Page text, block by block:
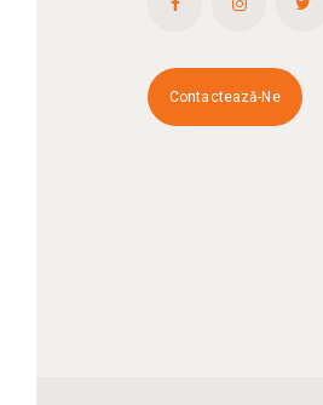
Contactează-Ne